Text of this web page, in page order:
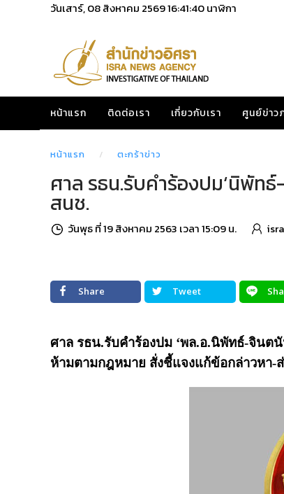
วันเสาร์, 08 สิงหาคม 256916:41:41นาฬิกา
หน้าแรก ติดต่อเรา เกี่ยวกับเรา ศูนย์ข่าว
หน้าแรก ตะกร้าข่าว
ศาล รธน.รับคำร้องปม‘นิพัท
สนช.
วันพุธ ที่ 19 สิงหาคม 2563 เวลา 15:09 น.
Share Tweet
ศาล รธน.รับคำร้องปม ‘พล.อ.นิพัทธ์-จินต
ห้ามตามกฎหมาย สั่งชี้แจงแก้ข้อกล่าวหา-